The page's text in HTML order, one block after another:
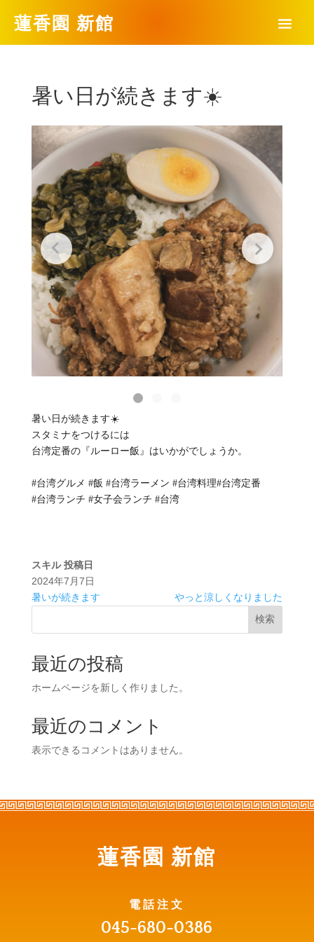
蓮香園 新館
暑い日が続きます☀️
暑い日が続きます☀️
スタミナをつけるには
台湾定番の『ルーロー飯』はいかがでしょうか。
#台湾グルメ #飯 #台湾ラーメン #台湾料理#台湾定番
#台湾ランチ #女子会ランチ #台湾
スキル 投稿日
2024年7月7日
暑いが続きます
やっと涼しくなりました
検索
最近の投稿
ホームページを新しく作りました。
最近のコメント
表示できるコメントはありません。
蓮香園 新館
電話注文
045-680-0386